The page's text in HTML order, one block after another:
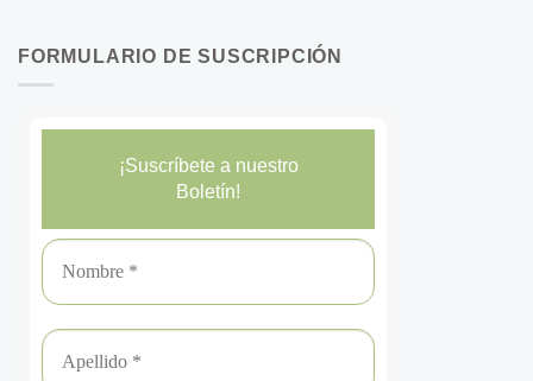
FORMULARIO DE SUSCRIPCIÓN
¡Suscríbete a nuestro
Boletín!